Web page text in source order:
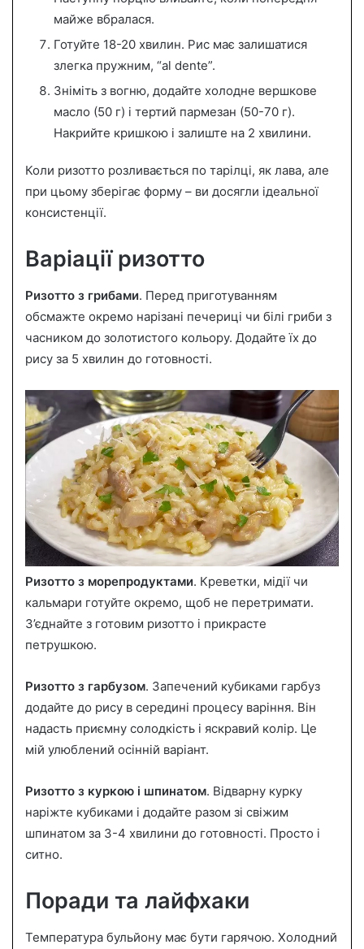
майже вбралася.
Готуйте 18-20 хвилин. Рис має залишатися
злегка пружним, “al dente”.
Зніміть з вогню, додайте холодне вершкове
масло (50 г) і тертий пармезан (50-70 г).
Накрийте кришкою і залиште на 2 хвилини.
Коли ризотто розливається по тарілці, як лава, але
при цьому зберігає форму – ви досягли ідеальної
консистенції.
Варіації ризотто
Ризотто з грибами. Перед приготуванням
обсмажте окремо нарізані печериці чи білі гриби з
часником до золотистого кольору. Додайте їх до
рису за 5 хвилин до готовності.
Ризотто з морепродуктами. Креветки, мідії чи
кальмари готуйте окремо, щоб не перетримати.
З’єднайте з готовим ризотто і прикрасте
петрушкою.
Ризотто з гарбузом. Запечений кубиками гарбуз
додайте до рису в середині процесу варіння. Він
надасть приємну солодкість і яскравий колір. Це
мій улюблений осінній варіант.
Ризотто з куркою і шпинатом. Відварну курку
наріжте кубиками і додайте разом зі свіжим
шпинатом за 3-4 хвилини до готовності. Просто і
ситно.
Поради та лайфхаки
Температура бульйону має бути гарячою. Холодний